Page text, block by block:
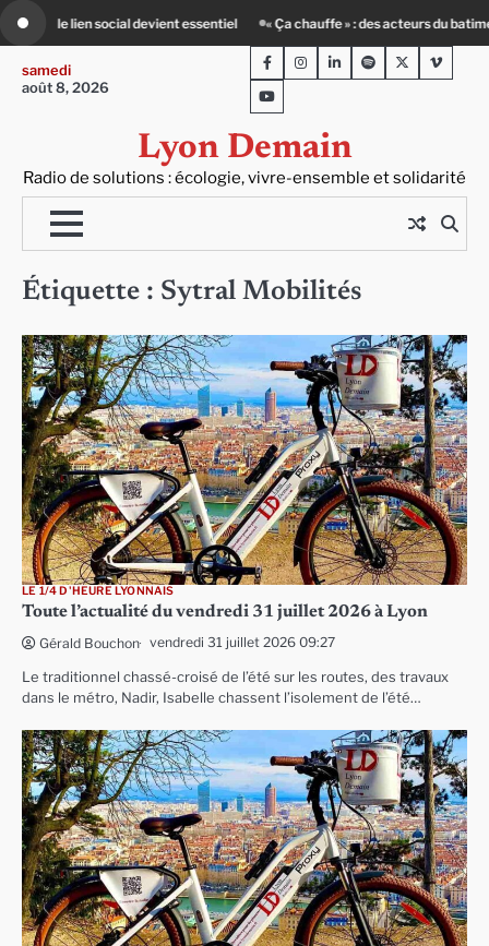
content
défi climatique 80 Jours Voyages : au cœur du Lengai avec Guy de Saint-
samedi
août 8, 2026
Lyon Demain
Radio de solutions : écologie, vivre-ensemble et solidarité
FacebookInstagram
LinkedInSpotifyTwitterViméo
Youtube
Étiquette : Sytral Mobilités
LE 1/4 D'HEURE LYONNAIS
Toute l’actualité du vendredi 31 juillet 2026 à Lyon
Gérald Bouchon vendredi 31 juillet 2026 09:27
Le traditionnel chassé-croisé de l’été sur les routes, des travaux
dans le métro, Nadir, Isabelle chassent l’isolement de l’été…